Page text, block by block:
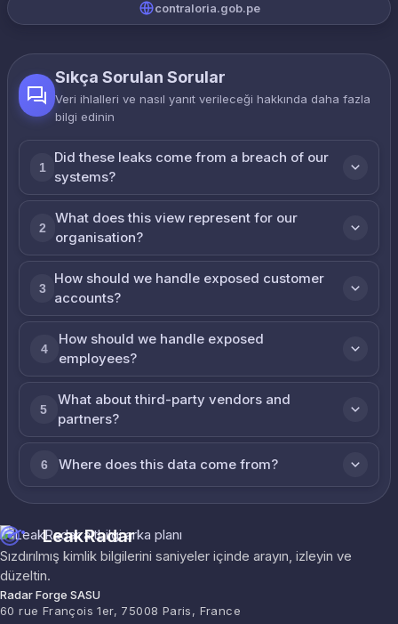
contraloria.gob.pe
Sıkça Sorulan Sorular
Veri ihlalleri ve nasıl yanıt verileceği hakkında daha fazla
bilgi edinin
1
Did these leaks come from a breach of our
systems?
2
What does this view represent for our
organisation?
3
How should we handle exposed customer
accounts?
4
How should we handle exposed
employees?
5
What about third-party vendors and
partners?
6 Where does this data come from?
LeakRadar
Sızdırılmış kimlik bilgilerini saniyeler içinde arayın, izleyin ve
düzeltin.
Radar Forge SASU
60 rue François 1er, 75008 Paris, France